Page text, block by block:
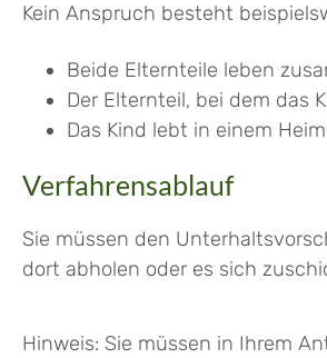
Kein Anspruch besteht
Beide Elternteile leben
Der Elternteil, bei dem das
Das Kind lebt in einem
Verfahrensablauf
Sie müssen den
dort abholen oder es sich
Hinweis: Sie müssen in Ihrem